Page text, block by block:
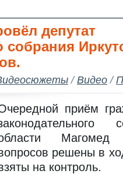
депутат
собрания
/Видео/
приём
Магомед
решены в
на контроль.